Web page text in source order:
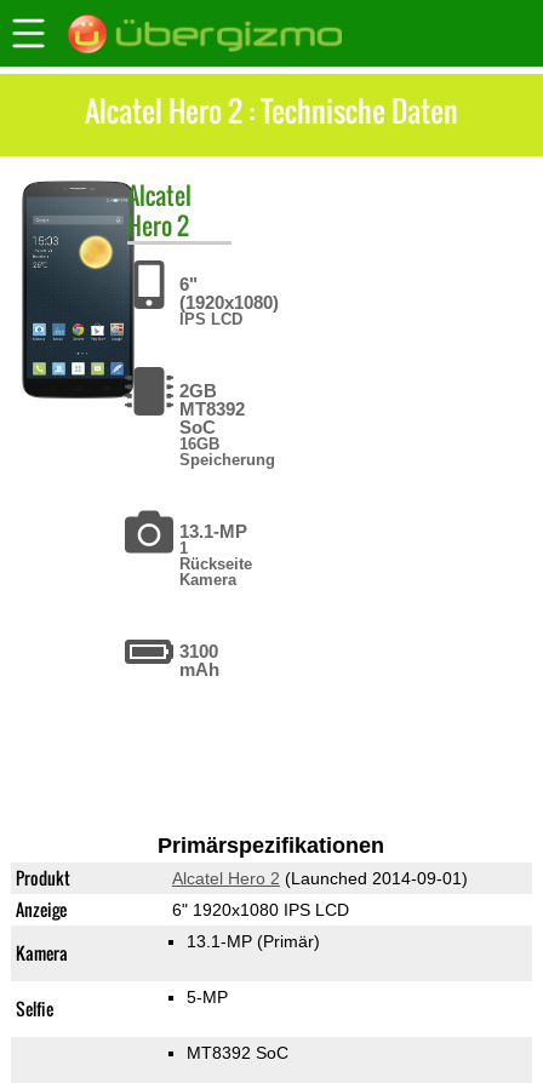
Alcatel Hero 2 : Technische Daten
Alcatel
Hero 2
6"
(1920x1080)
IPS LCD
2GB
MT8392
SoC
16GB
Speicherung
13.1-MP
1
Rückseite
Kamera
3100
mAh
Primärspezifikationen
Produkt Alcatel Hero 2 (Launched 2014-09-01)
Anzeige 6" 1920x1080 IPS LCD
Kamera 13.1-MP (Primär)
Selfie 5-MP
MT8392 SoC